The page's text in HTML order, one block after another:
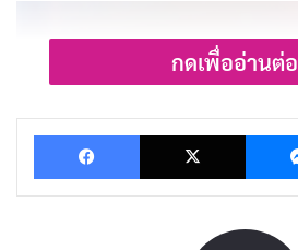
กดเพื่ออ่านต่อ
Facebook X